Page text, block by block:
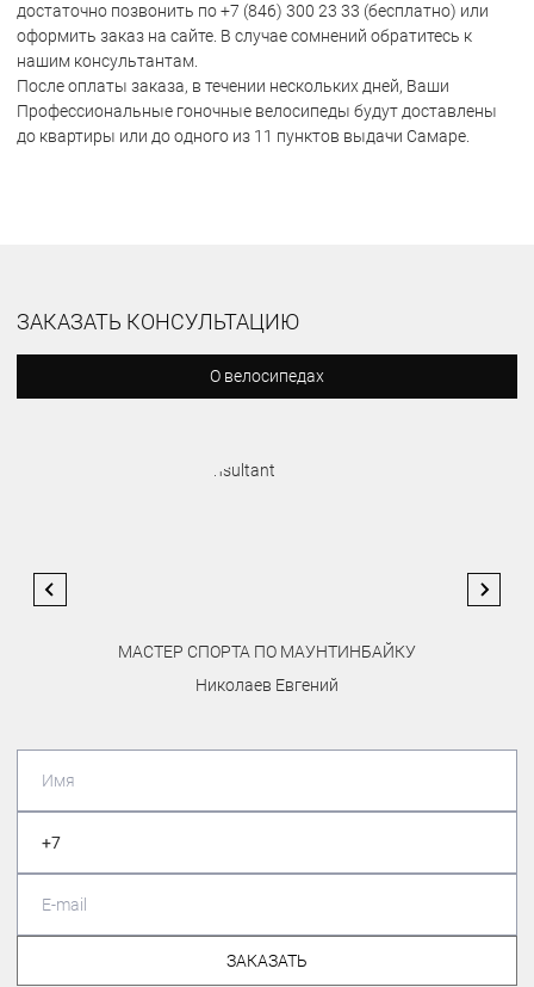
достаточно позвонить по +7 (846) 300 23 33 (бесплатно) или
оформить заказ на сайте. В случае сомнений обратитесь к
нашим консультантам.
После оплаты заказа, в течении нескольких дней, Ваши
Профессиональные гоночные велосипеды будут доставлены
до квартиры или до одного из 11 пунктов выдачи Самаре.
ЗАКАЗАТЬ КОНСУЛЬТАЦИЮ
О велосипедах
МАСТЕР СПОРТА ПО МАУНТИНБАЙКУ
Николаев Евгений
ЗАКАЗАТЬ